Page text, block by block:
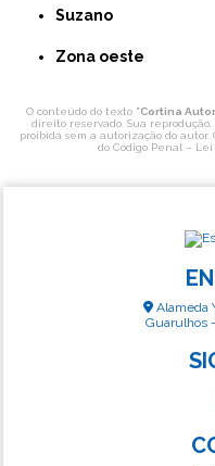
Suzano
Zona oeste
O conteúdo do texto "Cortina
direito reservado. Sua
proibida sem a autorização do
do Código Penal – Lei
Alameda
Guarulhos